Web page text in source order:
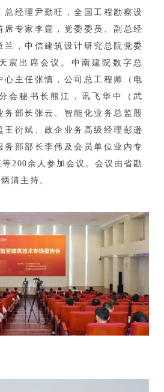
总经理尹勤旺，全国工程勘察设
席专家李霆，党委委员、副总经
兰，中信建筑设计研究总院党委
宸出席会议。中南建院数字总
心主任张慎，公司总工程师（电
会秘书长熊江，讯飞华中（武
务部长张云、智能化业务总监殷
王衍斌、政企业务高级经理彭逊
务部部长李伟及会员单位业内专
200余人参加会议。会议由省勘
清主持。